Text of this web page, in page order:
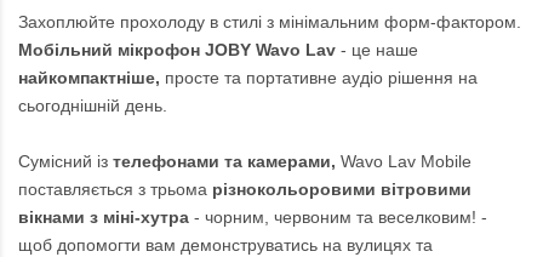
Захоплюйте прохолоду в стилі з мінімальним форм-фактором.
Мобільний мікрофон JOBY Wavo Lav - це наше
найкомпактніше, просте та портативне аудіо рішення на
сьогоднішній день.
Сумісний із телефонами та камерами, Wavo Lav Mobile
поставляється з трьома різнокольоровими вітровими
вікнами з міні-хутра - чорним, червоним та веселковим! -
щоб допомогти вам демонструватись на вулицях та